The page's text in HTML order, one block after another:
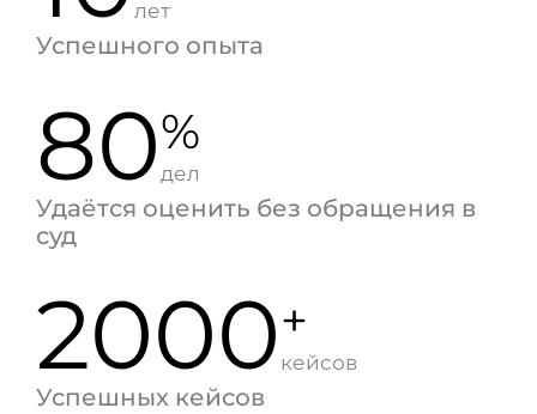
лет
Успешного опыта
80%
дел
Удаётся оценить без обращения в
суд
2000+
кейсов
Успешных кейсов